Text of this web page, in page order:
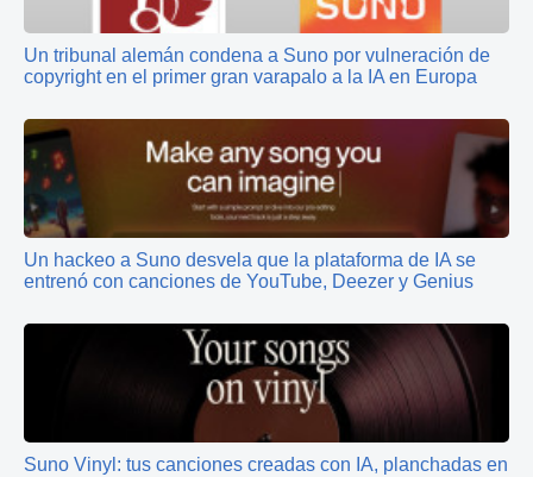
Un tribunal alemán condena a Suno por vulneración de
copyright en el primer gran varapalo a la IA en Europa
Un hackeo a Suno desvela que la plataforma de IA se
entrenó con canciones de YouTube, Deezer y Genius
Suno Vinyl: tus canciones creadas con IA, planchadas en